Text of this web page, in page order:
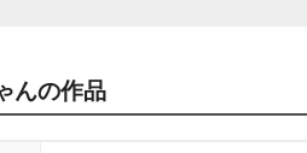
んの作品